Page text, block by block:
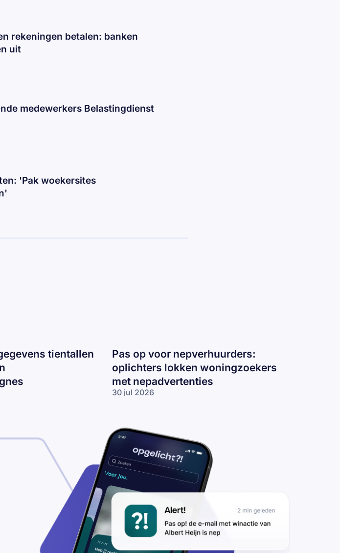
rekeningen betalen: banken
uit
medewerkers Belastingdienst
'Pak woekersites
tientallen
Pas op voor nepverhuurders:
oplichters lokken woningzoekers
met nepadvertenties
30 jul 2026
lokken
woningzoekers
nepadvertenties